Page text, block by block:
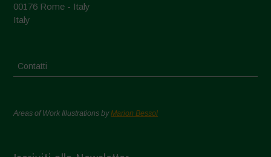
00176 Rome - Italy
Italy
Contatti
Areas of Work Illustrations byMarion Bessol